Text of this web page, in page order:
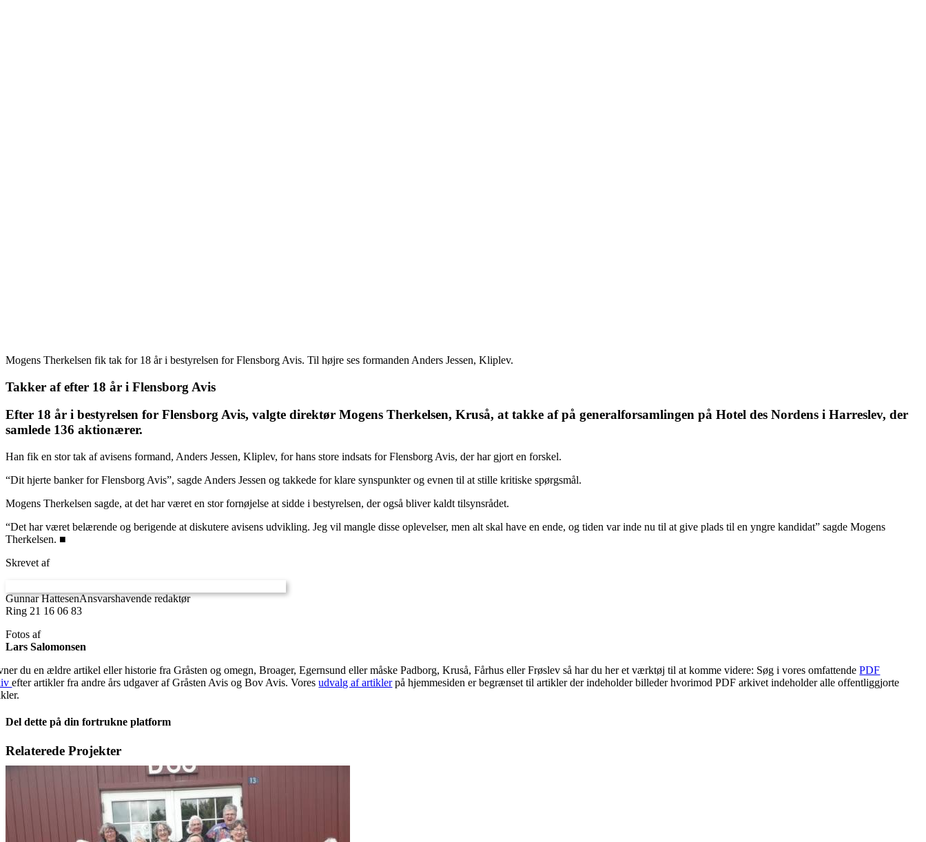
Mogens Therkelsen fik tak for 18 år i bestyrelsen for Flensborg Avis. Til højre ses formanden Anders Jessen, Kliplev.
Takker af efter 18 år i Flensborg Avis
Efter 18 år i bestyrelsen for Flensborg Avis, valgte direktør Mogens Therkelsen, Kruså, at takke af på generalforsamlingen på Hotel des Nordens i Harreslev, der
samlede 136 aktionærer.
Han fik en stor tak af avisens formand, Anders Jessen, Kliplev, for hans store indsats for Flensborg Avis, der har gjort en forskel.
“Dit hjerte banker for Flensborg Avis”, sagde Anders Jessen og takkede for klare synspunkter og evnen til at stille kritiske spørgsmål.
Mogens Therkelsen sagde, at det har været en stor fornøjelse at sidde i bestyrelsen, der også bliver kaldt tilsynsrådet.
“Det har været belærende og berigende at diskutere avisens udvikling. Jeg vil mangle disse oplevelser, men alt skal have en ende, og tiden var inde nu til at give plads til en yngre kandidat” sagde Mogens
Therkelsen. ■
Skrevet af
Gunnar HattesenAnsvarshavende redaktør
Ring 21 16 06 83
Fotos af
Lars Salomonsen
du en ældre artikel eller historie fra Gråsten og omegn, Broager, Egernsund eller måske Padborg, Kruså, Fårhus eller Frøslev så har du her et værktøj til at komme videre: Søg i vores omfattendePDF
efter artikler fra andre års udgaver af Gråsten Avis og Bov Avis. Voresudvalg af artiklerpå hjemmesiden er begrænset til artikler der indeholder billeder hvorimod PDF arkivet indeholder alle offentliggjorte
Del dette på din fortrukne platform
Facebook
X
LinkedIn
E-
Relaterede Projekter